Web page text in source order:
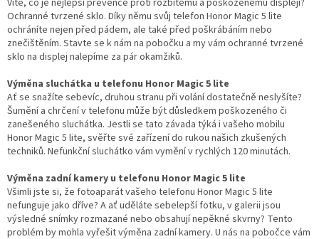
Ochranné tvrzené sklo. Díky němu svůj telefon Honor Magic 5 lite
ochráníte nejen před pádem, ale také před poškrábáním nebo
znečištěním. Stavte se k nám na pobočku a my vám ochranné tvrzené
sklo na displej nalepíme za pár okamžiků.
Výměna sluchátka u telefonu Honor Magic 5 lite
Ať se snažíte sebevíc, druhou stranu při volání dostatečně neslyšíte?
Šumění a chrčení v telefonu může být důsledkem poškozeného či
zanešeného sluchátka. Jestli se tato závada týká i vašeho mobilu
Honor Magic 5 lite, svěřte své zařízení do rukou našich zkušených
techniků. Nefunkční sluchátko vám vymění v rychlých 120 minutách.
Výměna zadní kamery u telefonu Honor Magic 5 lite
Všimli jste si, že fotoaparát vašeho telefonu Honor Magic 5 lite
nefunguje jako dříve? A ať uděláte sebelepší fotku, v galerii jsou
výsledné snímky rozmazané nebo obsahují nepěkné skvrny? Tento
problém by mohla vyřešit výměna zadní kamery. U nás na pobočce vám